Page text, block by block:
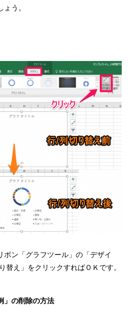
う。
ボン「グラフツール」の「デザイ
替え」をクリックすればＯＫです。
」の削除の方法